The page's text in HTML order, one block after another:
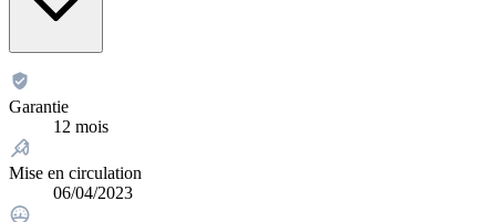
Garantie
12 mois
Mise en circulation
06/04/2023